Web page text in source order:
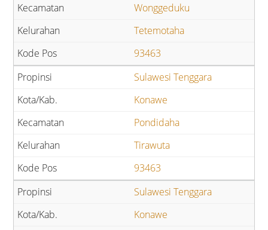
Wonggeduku
Tetemotaha
93463
Sulawesi Tenggara
Konawe
Pondidaha
Tirawuta
93463
Sulawesi Tenggara
Konawe